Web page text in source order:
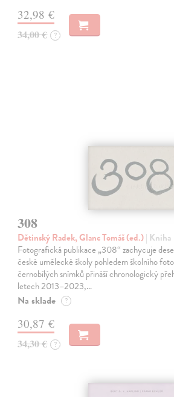
32,98 €
34,00 € ?
308
Dětinský Radek, Glanc Tomáš (ed.)| Kniha
Fotografická publikace „308“ zachycuje
české umělecké školy pohledem školního
černobílých snímků přináší chronologický
letech 2013–2023,…
Na sklade ?
30,87 €
34,30 € ?